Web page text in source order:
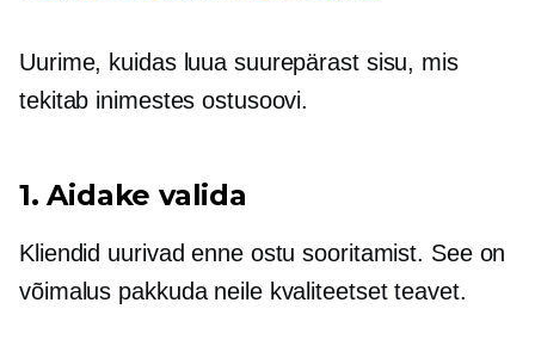
Uurime, kuidas luua suurepärast sisu, mis
tekitab inimestes ostusoovi.
1. Aidake valida
Kliendid uurivad enne ostu sooritamist. See on
võimalus pakkuda neile kvaliteetset teavet.